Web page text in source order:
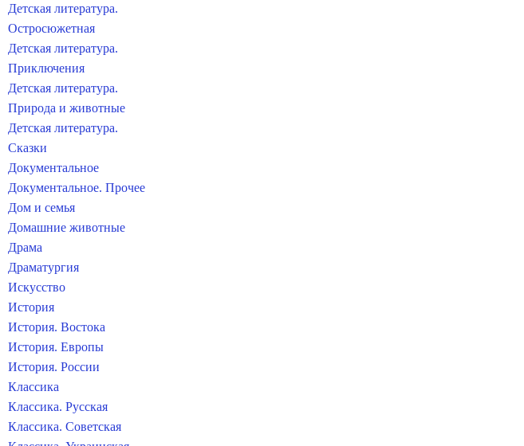
Детская литература.
Остросюжетная
Детская литература.
Приключения
Детская литература.
Природа и животные
Детская литература.
Сказки
Документальное
Документальное. Прочее
Дом и семья
Домашние животные
Драма
Драматургия
Искусство
История
История. Востока
История. Европы
История. России
Классика
Классика. Русская
Классика. Советская